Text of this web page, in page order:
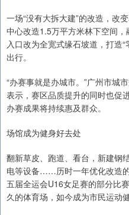
一场“没有大拆大建”的改造，改
中心改造1.5万平方米林下空间
入口改为全宽式缘石坡道，打造
出行。
“办赛事就是办城市。”广州市城
表示，赛区品质提升的同时也促
办赛成果将持续惠及群众。
场馆成为健身好去处
翻新草皮、跑道、看台，新建钢
电等设备……历时一年优化改造
五届全运会U16女足赛的部分比
久的体育场，如今成为市民运动